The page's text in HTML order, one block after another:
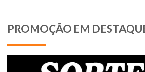
PROMOÇÃO EM